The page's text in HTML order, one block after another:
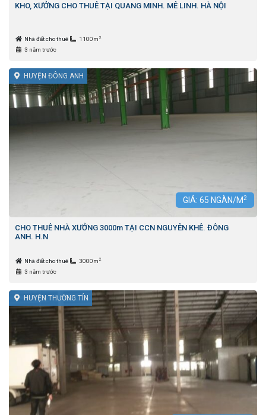
KHO, XƯỞNG CHO THUÊ TẠI QUANG MINH. MÊ LINH. HÀ NỘI
Nhà đất cho thuê 1100m 2
3 năm trước
HUYỆN ĐÔNG ANH
GIÁ: 65 NGÀN/M2
CHO THUÊ NHÀ XƯỞNG 3000m TẠI CCN NGUYÊN KHÊ. ĐÔNG
ANH. H.N
Nhà đất cho thuê 3000m 2
3 năm trước
HUYỆN THƯỜNG TÍN